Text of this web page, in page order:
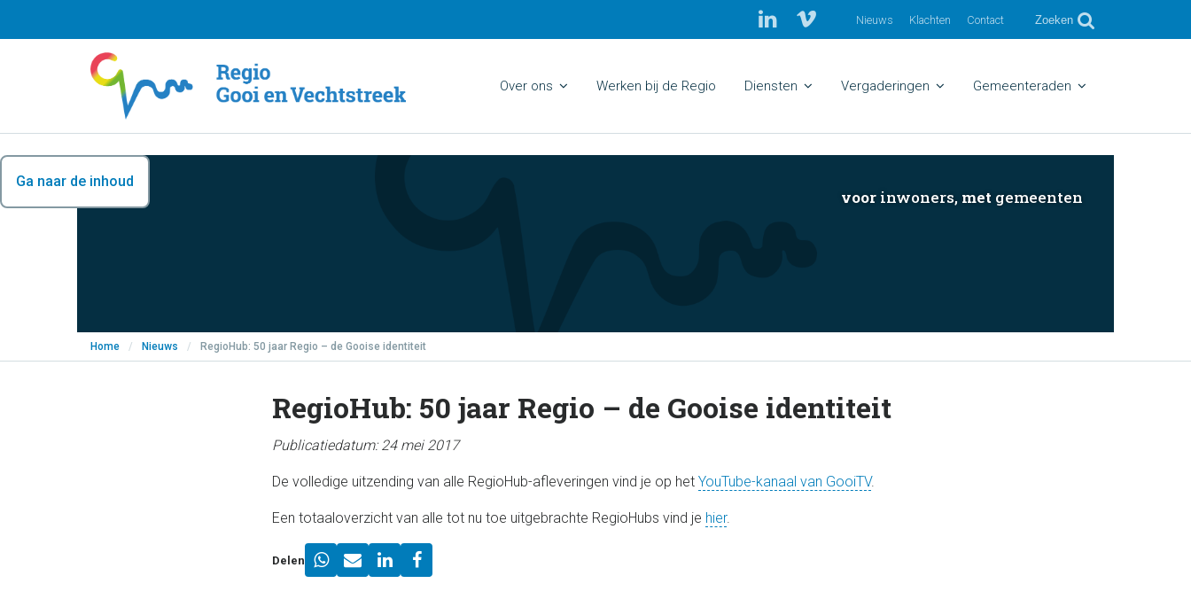
Ga naar de inhoud
Nieuws Klachten Contact Zoeken
Over ons Werken bij de Regio Diensten Vergaderingen Gemeenteraden
voor inwoners, met gemeenten
Home / Nieuws / RegioHub: 50 jaar Regio – de Gooise identiteit
RegioHub: 50 jaar Regio – de Gooise identiteit
Publicatiedatum: 24 mei 2017
De volledige uitzending van alle RegioHub-afleveringen vind je op het YouTube-kanaal van GooiTV.
Een totaaloverzicht van alle tot nu toe uitgebrachte RegioHubs vind je hier.
Delen